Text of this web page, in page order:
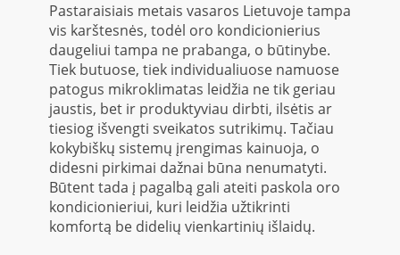
Pastaraisiais metais vasaros Lietuvoje tampa
vis karštesnės, todėl oro kondicionierius
daugeliui tampa ne prabanga, o būtinybe.
Tiek butuose, tiek individualiuose namuose
patogus mikroklimatas leidžia ne tik geriau
jaustis, bet ir produktyviau dirbti, ilsėtis ar
tiesiog išvengti sveikatos sutrikimų. Tačiau
kokybiškų sistemų įrengimas kainuoja, o
didesni pirkimai dažnai būna nenumatyti.
Būtent tada į pagalbą gali ateiti paskola oro
kondicionieriui, kuri leidžia užtikrinti
komfortą be didelių vienkartinių išlaidų.